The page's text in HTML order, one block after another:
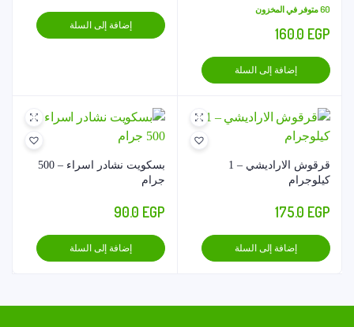
60 متوفر في المخزون
160.0 EGP
إضافة إلى السلة
إضافة إلى السلة
قرقوش الاراديشي – 1
كيلوجرام
175.0 EGP
إضافة إلى السلة
بسكويت نشادر اسراء – 500
جرام
90.0 EGP
إضافة إلى السلة